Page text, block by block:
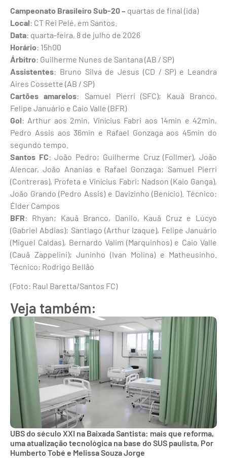
Campeonato Brasileiro Sub-20 – quartas de final (ida)
Local: CT Rei Pelé, em Santos.
Data: quarta-feira, 8 de julho de 2026
Horário: 15h00
Árbitro: Guilherme Nunes de Santana (AB / SP)
Assistentes: Bruno Silva de Jesus (CD / SP) e Leandra
Aires Cossette (AB / SP)
Cartões amarelos: Samuel Pierri (SFC); Kauã Branco,
Felipe Januário e Caio Valle (BFR)
Gol: Arthur aos 2min, Vinícius Fabri aos 14min e 42min,
Pedro Assis aos 36min e Rafael Gonzaga aos 45min do
segundo tempo.
Santos FC: João Pedro; Guilherme Cruz (Follmer), João
Alencar, João Ananias e Rafael Gonzaga; Samuel Pierri
(Contreras), Profeta e Vinícius Fabri; Nadson (Kaio Ganga),
João Grando (Pedro Assis) e Davizinho (Benício). Técnico:
Élder Campos
BFR: Rhyan; Kauã Branco, Danilo, Kauã Cruz e Lúcyo
(Gabriel Abdias); Santiago (Arthur Izaque), Felipe Januário
(Miguel Caldas), Bernardo Valim (Marquinhos) e Caio Valle
(Cauã Zappelini); Juninho (Ivan Molina) e Matheusinho.
Técnico: Rodrigo Bellão
(Foto: Raul Baretta/Santos FC)
Veja também:
UBS do século XXI na Baixada Santista: mais que reforma,
uma atualização tecnológica na base do SUS paulista, Por
Humberto Tobé e Melissa Souza Jorge